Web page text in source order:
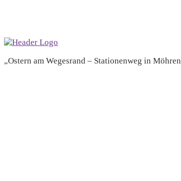
„Ostern am Wegesrand – Stationenweg in